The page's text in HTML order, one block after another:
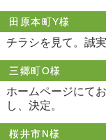
田原本町Y様
チラシを見て。誠実
三郷町O様
ホームページにて
し、決定。
桜井市N様